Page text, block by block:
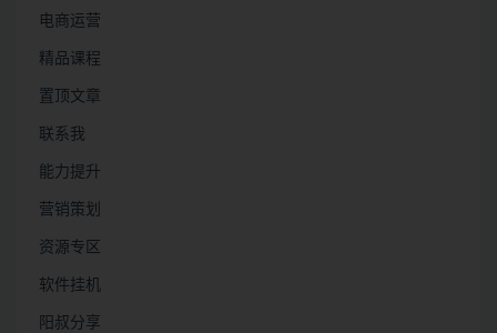
电商运营
精品课程
置顶文章
联系我
能力提升
营销策划
资源专区
软件挂机
阳叔分享